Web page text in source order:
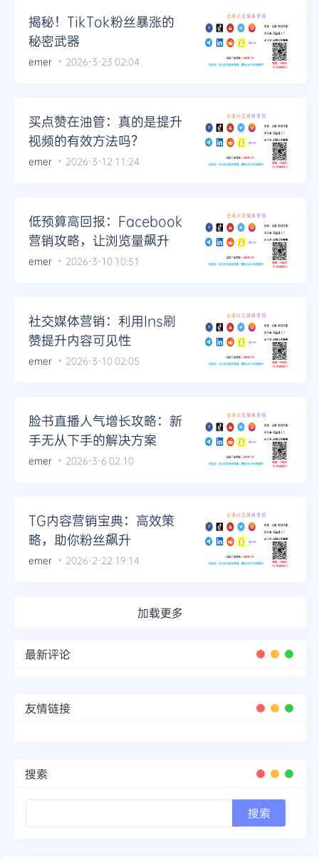
揭秘！TikTok粉丝暴涨的
秘密武器
emer 2026-3-23 02:04
买点赞在油管：真的是提升
视频的有效方法吗？
emer 2026-3-12 11:24
低预算高回报：Facebook
营销攻略，让浏览量飙升
emer 2026-3-10 10:51
社交媒体营销：利用Ins刷
赞提升内容可见性
emer 2026-3-10 02:05
脸书直播人气增长攻略：新
手无从下手的解决方案
emer 2026-3-6 02:10
TG内容营销宝典：高效策
略，助你粉丝飙升
emer 2026-2-22 19:14
加载更多
最新评论
友情链接
搜索